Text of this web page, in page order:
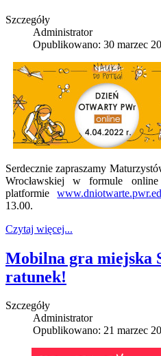
Szczegóły
Administrator
Opublikowano: 30 marzec
Serdecznie zapraszamy
Wrocławskiej w formule
platformie
13.00.
Czytaj więcej...
Mobilna gra miejska
ratunek!
Szczegóły
Administrator
Opublikowano: 21 marzec